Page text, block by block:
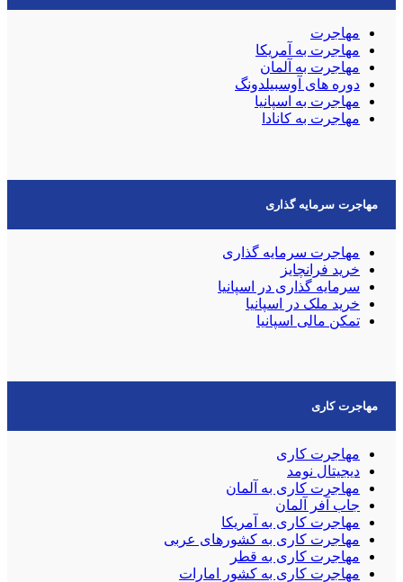
مهاجرت
مهاجرت به آمریکا
مهاجرت به آلمان
دوره های آوسبیلدونگ
مهاجرت به اسپانیا
مهاجرت به کانادا
مهاجرت سرمایه گذاری
مهاجرت سرمایه گذاری
خرید فرانچایز
سرمایه گذاری در اسپانیا
خرید ملک در اسپانیا
تمکن مالی اسپانیا
مهاجرت کاری
مهاجرت کاری
دیجیتال نومد
مهاجرت کاری به آلمان
جاب آفر آلمان
مهاجرت کاری به آمریکا
مهاجرت کاری به کشورهای عربی
مهاجرت کاری به قطر
مهاجرت کاری به کشور امارات